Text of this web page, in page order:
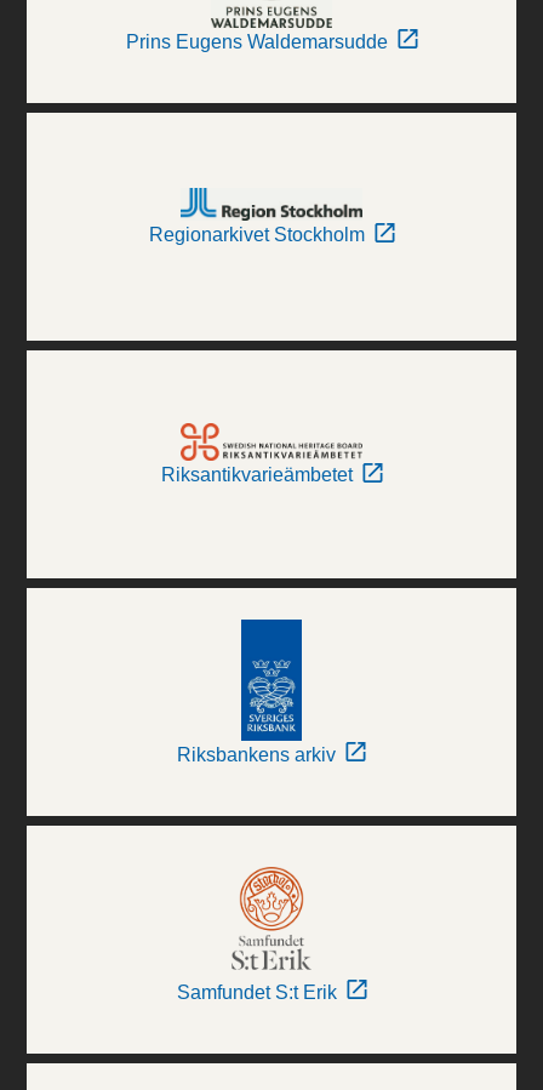
Prins Eugens Waldemarsudde
Regionarkivet Stockholm
Riksantikvarieämbetet
Riksbankens arkiv
Samfundet S:t Erik